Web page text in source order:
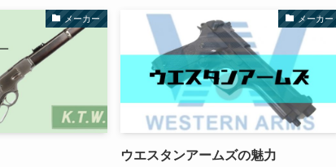
メーカー メーカー
ウエスタンアームズの魅力